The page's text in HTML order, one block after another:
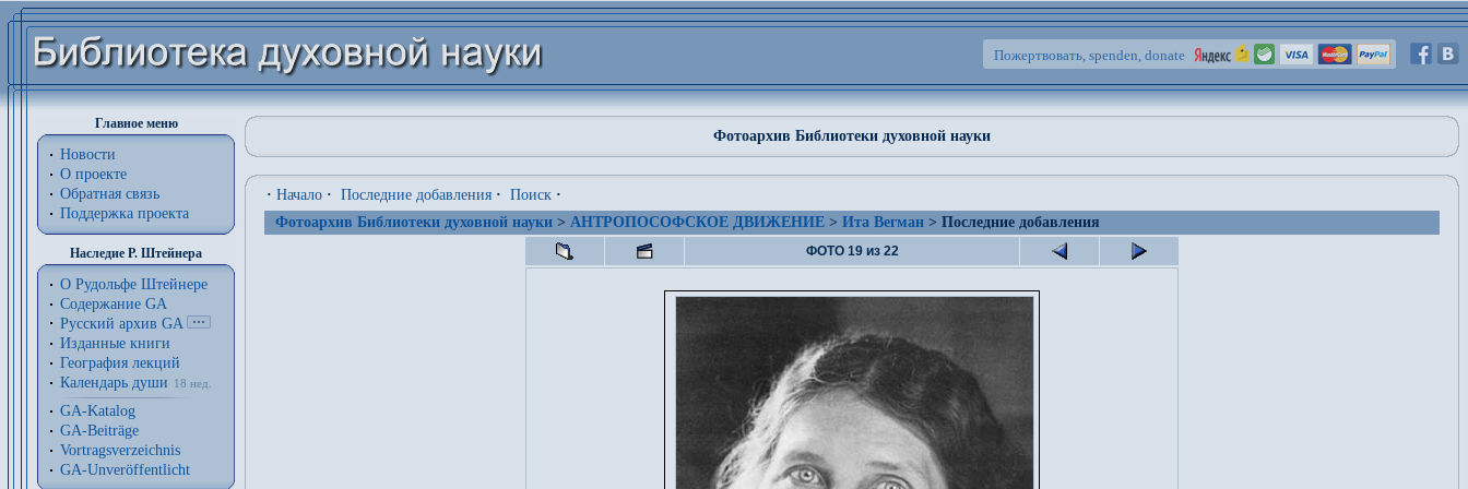
Пожертвовать, spenden, donate
Главное меню
Новости
О проекте
Обратная связь
Поддержка проекта
Наследие Р. Штейнера
О Рудольфе Штейнере
Содержание GA
Русский архив GA
Изданные книги
География лекций
Календарь души
18 нед.
GA-Katalog
GA-Beiträge
Vortragsverzeichnis
GA-Unveröffentlicht
Фотоархив Библиотеки духовной науки
· Начало · Последние добавления · Поиск ·
Фотоархив Библиотеки духовной науки > АНТРОПОСОФСКОЕ ДВИЖЕНИЕ > Ита Вегман > Последние добавления
ФОТО 19 из 22